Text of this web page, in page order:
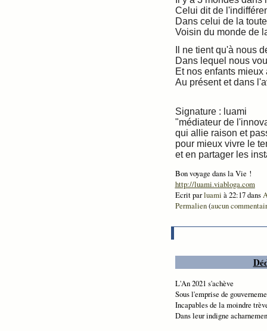
Celui dit de
Dans celui de la
Voisin du monde de
Il ne tient qu'à nous
Dans lequel nous
Et nos enfants mieux
Au présent et dans
Signature : luami
"médiateur de
qui allie raison et
pour mieux vivre le
et en partager les
Bon voyage dans la Vie !
http://luami.viabloga.com
Ecrit parluami à 22:17 dans
Permalien(aucun
L'An 2021 s'achève
Sous l'emprise de
Incapables de la moindre
Dans leur indigne